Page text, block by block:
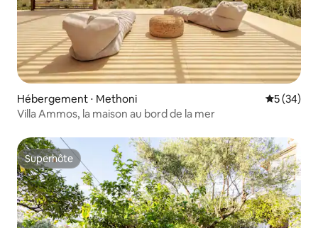
Hébergement ⋅ Methoni
5 (34)
Villa Ammos, la maison au bord de la mer
Superhôte
Superhôte